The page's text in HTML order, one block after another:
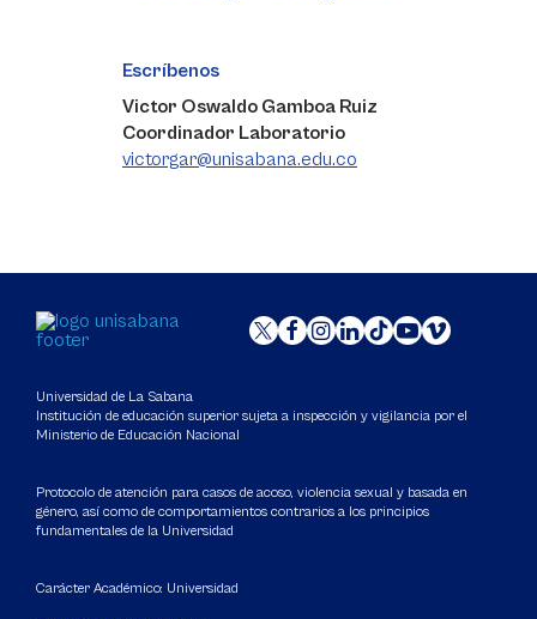
Escríbenos
Victor Oswaldo Gamboa Ruiz
Coordinador Laboratorio
victorgar@unisabana.edu.co
Universidad de La Sabana
Institución de educación superior sujeta a inspección y vigilancia por el
Ministerio de Educación Nacional
Protocolo de atención para casos de acoso, violencia sexual y basada en
género, así como de comportamientos contrarios a los principios
fundamentales de la Universidad
Carácter Académico: Universidad